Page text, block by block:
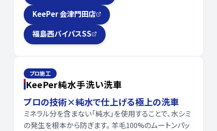
KeePer 会津門田店
福島西バイパスSS
プロ施工
KeePer純水手洗い洗車
プロの技術×純水で仕上げる極上の洗車
ミネラル分を含まない「純水」を使用することで、水シミ
の発生を根本から防ぎます。 羊毛100%のムートンパッ